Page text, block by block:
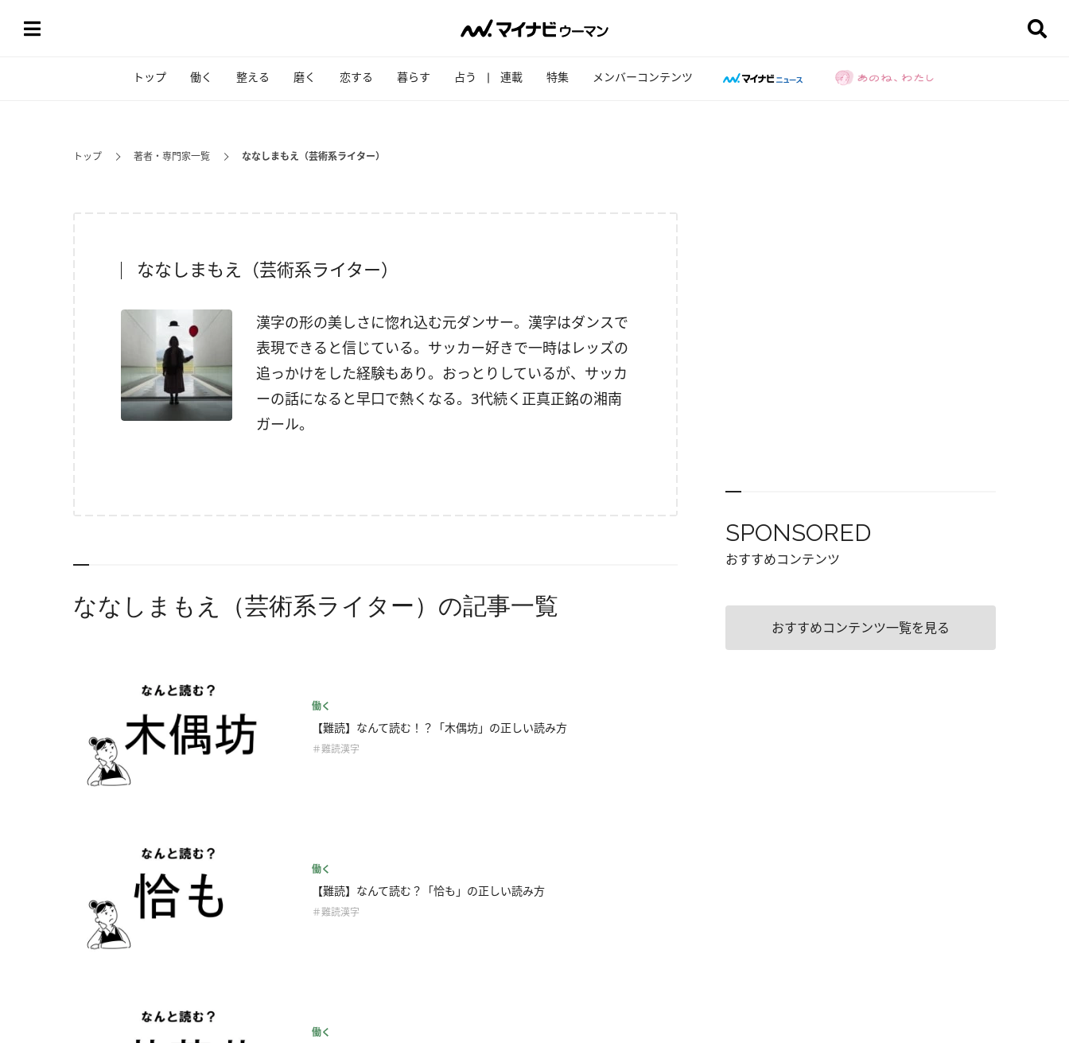
トップ 働く 整える 磨く 恋する 暮らす 占う 連載 特集 メンバーコンテンツ
トップ 著者・専門家一覧 ななしまもえ（芸術系ライター）
ななしまもえ（芸術系ライター）
漢字の形の美しさに惚れ込む元ダンサー。漢字はダンスで
表現できると信じている。サッカー好きで一時はレッズの
追っかけをした経験もあり。おっとりしているが、サッカ
ーの話になると早口で熱くなる。3代続く正真正銘の湘南
ガール。
ななしまもえ（芸術系ライター）の記事一覧
働く
【難読】なんて読む！？「木偶坊」の正しい読み方
＃難読漢字
働く
【難読】なんて読む？「恰も」の正しい読み方
＃難読漢字
働く
SPONSORED
おすすめコンテンツ
おすすめコンテンツ一覧を見る